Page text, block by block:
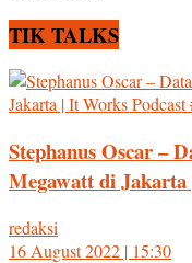
TIK TALKS
Stephanus Oscar –
Megawatt di
redaksi
16 August 2022 | 15:30